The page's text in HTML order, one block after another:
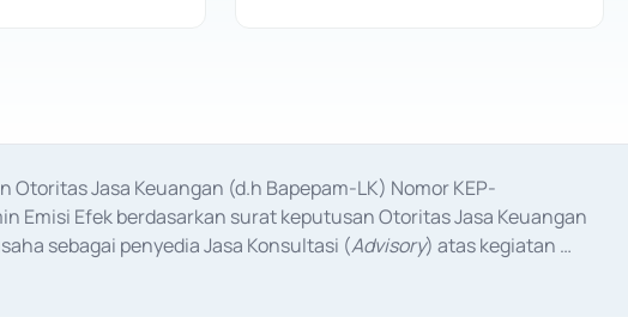
Jasa Keuangan (d.h Bapepam-LK) Nomor KEP-
Emisi Efek berdasarkan surat keputusan Otoritas Jasa Keuangan
sebagai penyedia Jasa Konsultasi (Advisory) atas kegiatan